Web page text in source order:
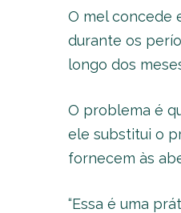
O mel concede
durante os
longo dos
O problema é
ele substitui o
fornecem às
“Essa é uma